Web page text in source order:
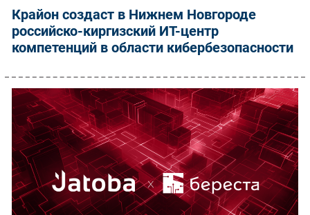
Крайон создаст в Нижнем Новгороде
российско-киргизский ИТ-центр
компетенций в области кибербезопасности